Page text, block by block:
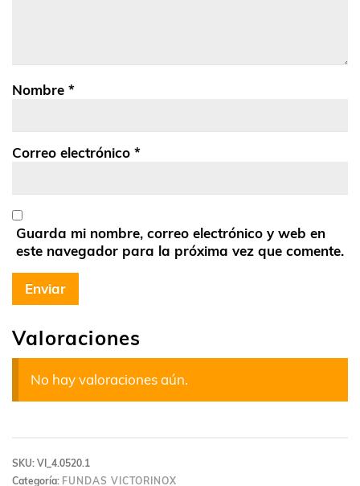
Valoraciones
No hay valoraciones aún.
Nombre *
Correo electrónico *
Guarda mi nombre, correo electrónico y web en
este navegador para la próxima vez que comente.
SKU: VI_4.0520.1
Categoría: FUNDAS VICTORINOX